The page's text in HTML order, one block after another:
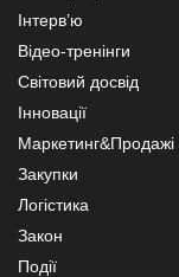
Інтерв’ю
Відео-тренінги
Світовий досвід
Інновації
Маркетинг&Продажі
Закупки
Логістика
Закон
Події